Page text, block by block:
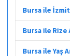
Bursa ile
Bursa ile Rize
Bursa ile Yaş